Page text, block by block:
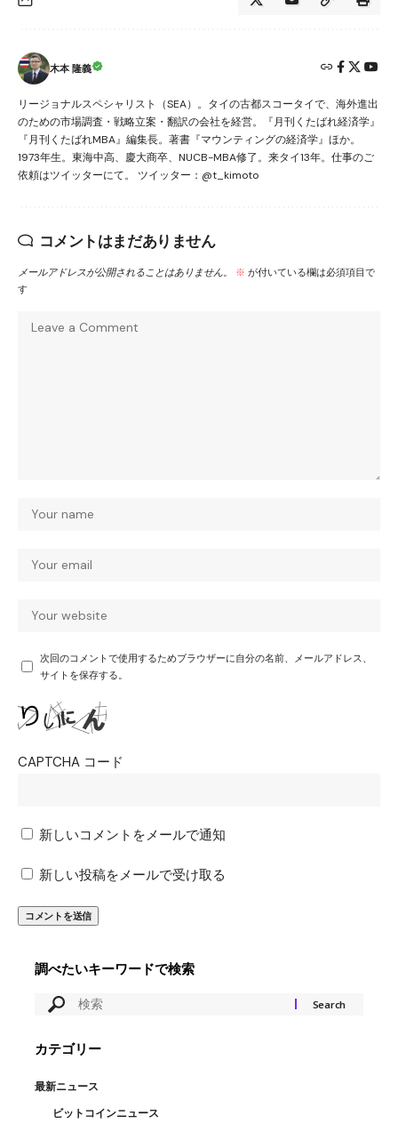
木本 隆義
リージョナルスペシャリスト（SEA）。タイの古都スコータイで、海外進出
のための市場調査・戦略立案・翻訳の会社を経営。『月刊くたばれ経済学』
『月刊くたばれMBA』編集長。著書『マウンティングの経済学』ほか。
1973年生。東海中高、慶大商卒、NUCB-MBA修了。来タイ13年。仕事のご
依頼はツイッターにて。 ツイッター：@t_kimoto
コメントはまだありません
メールアドレスが公開されることはありません。 ※ が付いている欄は必須項目で
す
次回のコメントで使用するためブラウザーに自分の名前、メールアドレス、
サイトを保存する。
CAPTCHA コード
新しいコメントをメールで通知
新しい投稿をメールで受け取る
調べたいキーワードで検索
カテゴリー
最新ニュース
ビットコインニュース